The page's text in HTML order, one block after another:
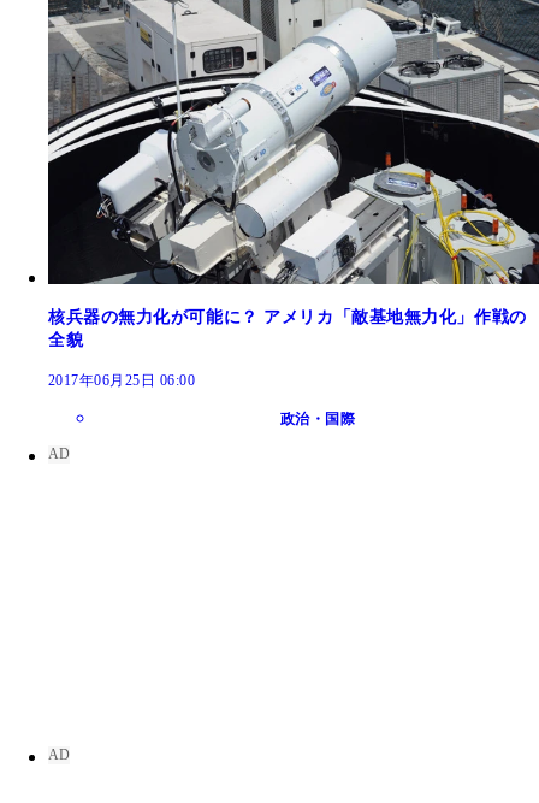
核兵器の無力化が可能に？ アメリカ「敵基地無力化」作戦の
全貌
2017年06月25日 06:00
政治・国際